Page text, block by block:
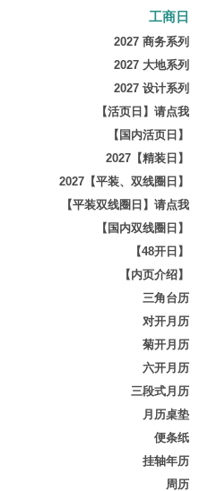
工商日
2027 商务系列
2027 大地系列
2027 设计系列
【活页日】请点我
【国内活页日】
2027【精装日】
2027【平装、双线圈日】
【平装双线圈日】请点我
【国内双线圈日】
【48开日】
【内页介绍】
三角台历
对开月历
菊开月历
六开月历
三段式月历
月历桌垫
便条纸
挂轴年历
周历